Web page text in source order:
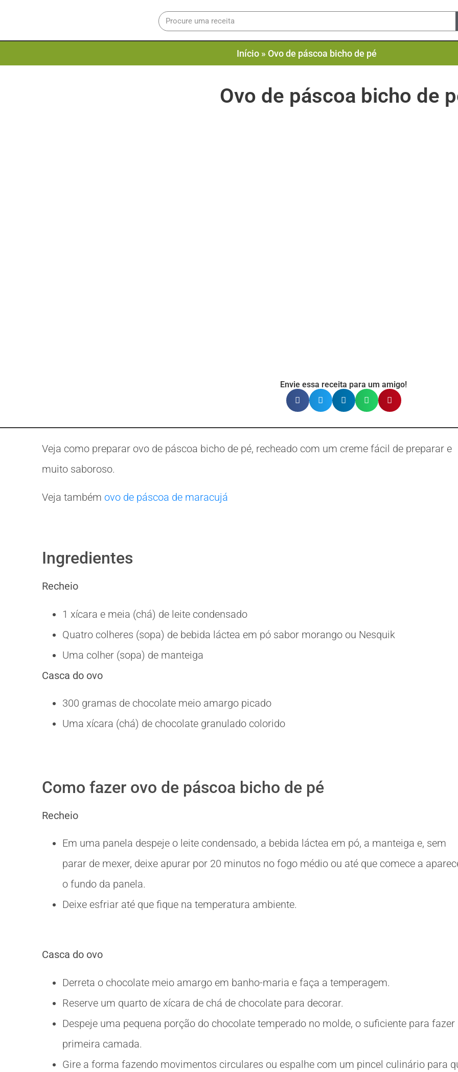
Início » Ovo de páscoa bicho de pé
Ovo de páscoa bicho de
Envie essa receita para um amigo!
Veja como preparar ovo de páscoa bicho de pé, recheado com um creme fácil de preparar e
muito saboroso.
Veja também ovo de páscoa de maracujá
Ingredientes
Recheio
1 xícara e meia (chá) de leite condensado
Quatro colheres (sopa) de bebida láctea em pó sabor morango ou Nesquik
Uma colher (sopa) de manteiga
Casca do ovo
300 gramas de chocolate meio amargo picado
Uma xícara (chá) de chocolate granulado colorido
Como fazer ovo de páscoa bicho de pé
Recheio
Em uma panela despeje o leite condensado, a bebida láctea em pó, a manteiga e, sem
parar de mexer, deixe apurar por 20 minutos no fogo médio ou até que comece a
o fundo da panela.
Deixe esfriar até que fique na temperatura ambiente.
Casca do ovo
Derreta o chocolate meio amargo em banho-maria e faça a temperagem.
Reserve um quarto de xícara de chá de chocolate para decorar.
Despeje uma pequena porção do chocolate temperado no molde, o suficiente para fazer
primeira camada.
Gire a forma fazendo movimentos circulares ou espalhe com um pincel culinário para